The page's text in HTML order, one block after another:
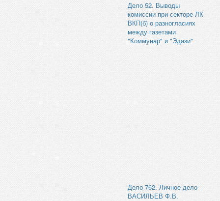
Дело 52. Выводы
комиссии при секторе ЛК
ВКП(б) о разногласиях
между газетами
"Коммунар" и "Эдази"
Дело 762. Личное дело
ВАСИЛЬЕВ Ф.В.